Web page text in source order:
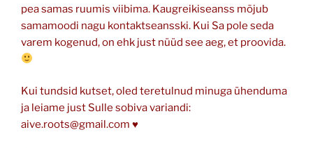
pea samas ruumis viibima. Kaugreikiseanss mõjub
samamoodi nagu kontaktseansski. Kui Sa pole seda
varem kogenud, on ehk just nüüd see aeg, et proovida.
Kui tundsid kutset, oled teretulnud minuga ühenduma
ja leiame just Sulle sobiva variandi:
aive.roots@gmail.com ♥